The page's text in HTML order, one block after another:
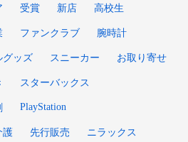
受賞 新店 高校生
ファンクラブ 腕時計
グッズ スニーカー お取り寄せ
スターバックス
PlayStation
護 先行販売 ニラックス